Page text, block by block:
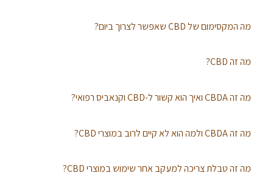
מה המקסימום של CBD שאפשר לצרוך ביום?
מה זה CBD?
מה זה CBDA ואיך הוא קשור ל-CBD וקנאביס רפואי?
מה זה CBDA ולמה הוא לא קיים לרוב במוצרי CBD?
מה זה טבלת צריכה למעקב אחר שימוש במוצרי CBD?